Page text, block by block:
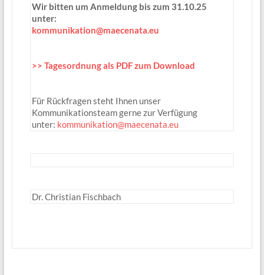
Wir bitten um Anmeldung bis zum 31.10.25
unter:
kommunikation@maecenata.eu
>> Tagesordnung als PDF zum Download
Für Rückfragen steht Ihnen unser
Kommunikationsteam gerne zur Verfügung
unter: kommunikation@maecenata.eu
Dr. Christian Fischbach